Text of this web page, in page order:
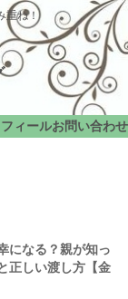
重ね！
ィールお問い合わせ
になる？親が知っ
正しい渡し方【金